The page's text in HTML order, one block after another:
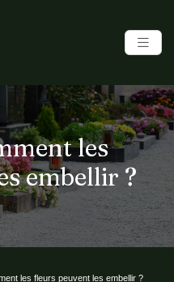
les
embellir ?
les fleurs peuvent les embellir ?